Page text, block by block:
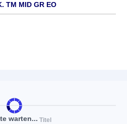
TM MID GR EO
warten... Titel